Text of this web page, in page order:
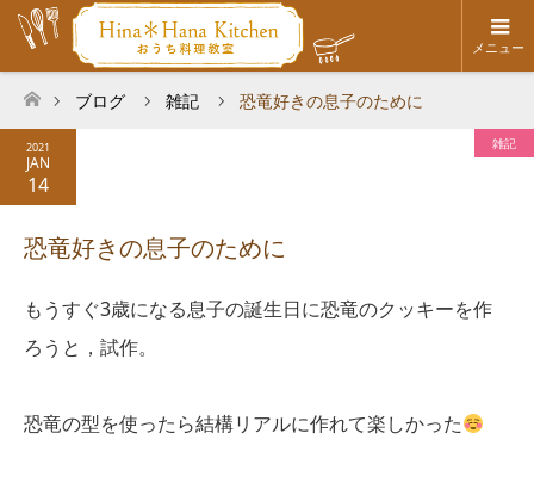
メニュー
ホーム
ブログ 雑記 恐竜好きの息子のために
2021
JAN
14
雑記
恐竜好きの息子のために
もうすぐ3歳になる息子の誕生日に恐竜のクッキーを作
ろうと，試作。
恐竜の型を使ったら結構リアルに作れて楽しかった